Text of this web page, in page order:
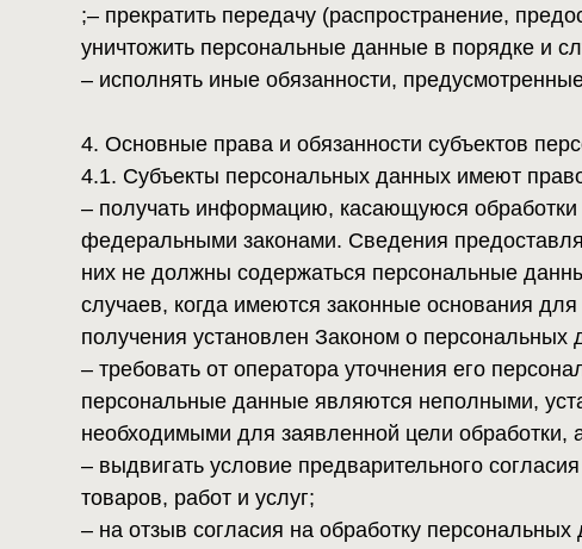
– требовать от оператора уточнения его
персональные данные являются неполными,
необходимыми для заявленной цели обработки, а
– на отзыв согласия на обработку персональных данных;
– обжаловать в уполномоченный орган по защите
неправомерные действия или бездействие Оператора
– на осуществление иных прав, предусмотренных
4.2. Субъекты персональных данных обязаны:
– предоставлять Оператору достоверные данные о
– сообщать Оператору об уточнении (обновлении,
4.3. Лица, передавшие Оператору недостоверные
5. Оператор может обрабатывать следующие
5.1. Фамилия, имя, отчество.
5.2. Электронный адрес.
5.3. Номера телефонов.